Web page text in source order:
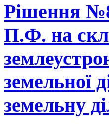
Рішення
П.Ф. на
земельної
земельну